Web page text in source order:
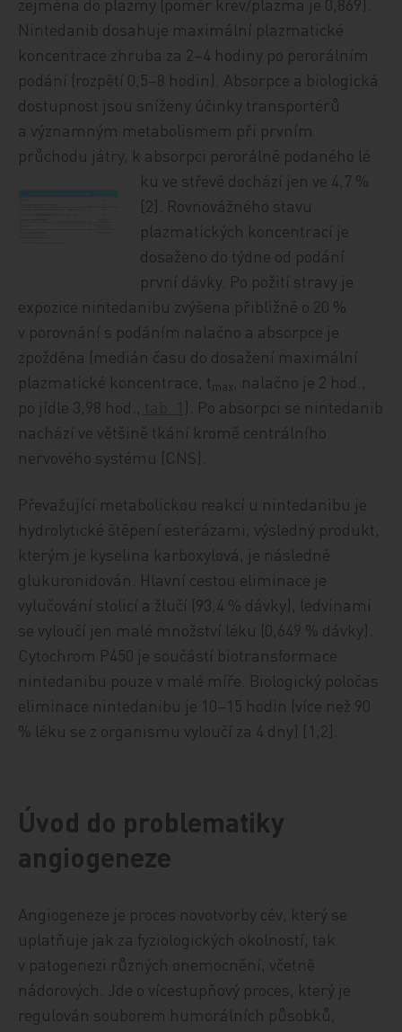
Nintedanib dosahuje maximální plazmatické
koncentrace zhruba za 2–4 hodiny po perorálním
podání (rozpětí 0,5–8 hodin). Absorpce a biologická
dostupnost jsou sníženy účinky transportérů
a významným metabolismem při prvním
průchodu játry, k absorpci perorálně podaného lé
ku ve střevě dochází jen ve 4,7 %
[2]. Rovnovážného stavu
plazmatických koncentrací je
dosaženo do týdne od podání
první dávky. Po požití stravy je
expozice nintedanibu zvýšena přibližně o 20 %
v porovnání s podáním nalačno a absorpce je
zpožděna (medián času do dosažení maximální
plazmatické koncentrace, tmax, nalačno je 2 hod.,
po jídle 3,98 hod.,
). Po absorpci se nintedanib
nachází ve většině tkání kromě centrálního
nervového systému (CNS).
Převažující metabolickou reakcí u nintedanibu je
hydrolytické štěpení esterázami, výsledný produkt,
kterým je kyselina karboxylová, je následně
glukuronidován. Hlavní cestou eliminace je
vylučování stolicí a žlučí (93,4 % dávky), ledvinami
se vyloučí jen malé množství léku (0,649 % dávky).
Cytochrom P450 je součástí biotransformace
nintedanibu pouze v malé míře. Biologický poločas
eliminace nintedanibu je 10–15 hodin (více než 90
% léku se z organismu vyloučí za 4 dny) [1,2].
Úvod do problematiky
angiogeneze
Angiogeneze je proces novotvorby cév, který se
uplatňuje jak za fyziologických okolností, tak
v patogenezi různých onemocnění, včetně
nádorových. Jde o vícestupňový proces, který je
regulován souborem humorálních působků,